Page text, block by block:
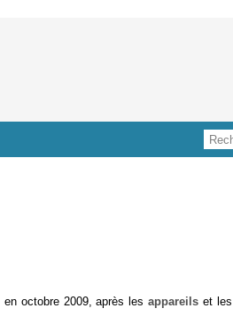
en octobre 2009, après lesappareils et les